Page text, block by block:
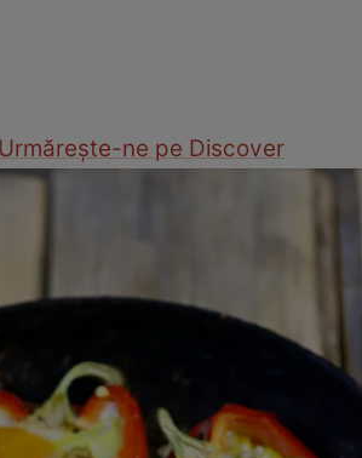
Urmărește-ne pe Discover